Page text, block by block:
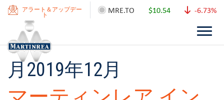
MRE.TO $10.54 -6.73%
アラート＆アップデー
ト
月2019年12月